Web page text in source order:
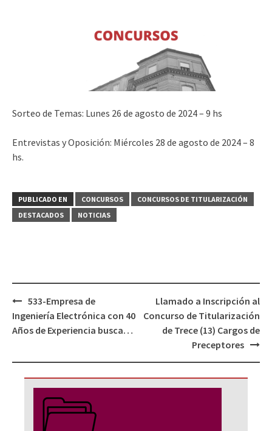
Sorteo de Temas: Lunes 26 de agosto de 2024 – 9 hs
Entrevistas y Oposición: Miércoles 28 de agosto de 2024 – 8
hs.
PUBLICADO EN CONCURSOS
CONCURSOS DE TITULARIZACIÓN
DESTACADOS
NOTICIAS
Navegación
de
entradas
533-Empresa de
Ingeniería Electrónica con 40
Años de Experiencia busca…
Llamado a Inscripción al
Concurso de Titularización
de Trece (13) Cargos de
Preceptores